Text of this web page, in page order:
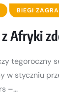
BIEGI
Afryki
tegoroczny
w styczniu
–...